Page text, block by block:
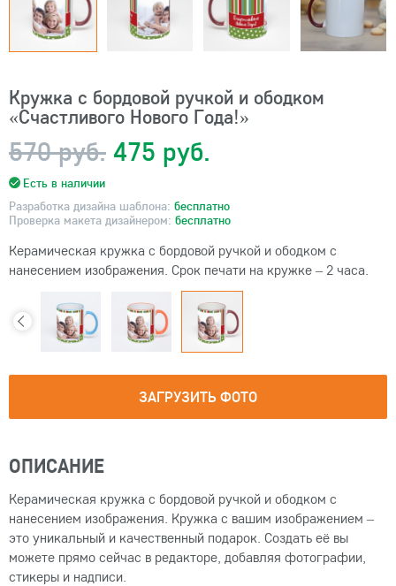
Кружка с бордовой ручкой и ободком
«Счастливого Нового Года!»
570 руб. 475 руб.
Есть в наличии
Разработка дизайна шаблона: бесплатно
Проверка макета дизайнером: бесплатно
Керамическая кружка с бордовой ручкой и ободком с
нанесением изображения. Срок печати на кружке – 2 часа.
ЗАГРУЗИТЬ ФОТО
ОПИСАНИЕ
Керамическая кружка с бордовой ручкой и ободком с
нанесением изображения. Кружка с вашим изображением –
это уникальный и качественный подарок. Создать её вы
можете прямо сейчас в редакторе, добавляя фотографии,
стикеры и надписи.